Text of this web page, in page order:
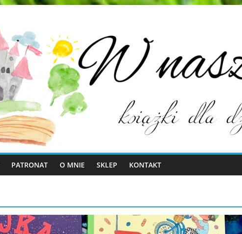
PATRONAT O MNIE SKLEP KONTAKT